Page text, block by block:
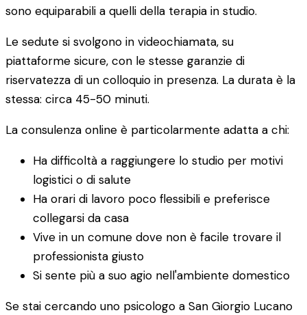
sono equiparabili a quelli della terapia in studio.
Le sedute si svolgono in videochiamata, su
piattaforme sicure, con le stesse garanzie di
riservatezza di un colloquio in presenza. La durata è la
stessa: circa 45-50 minuti.
La consulenza online è particolarmente adatta a chi:
Ha difficoltà a raggiungere lo studio per motivi
logistici o di salute
Ha orari di lavoro poco flessibili e preferisce
collegarsi da casa
Vive in un comune dove non è facile trovare il
professionista giusto
Si sente più a suo agio nell'ambiente domestico
Se stai cercando uno psicologo a San Giorgio Lucano